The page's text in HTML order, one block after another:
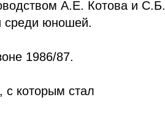
А.Е. Котова и С.Б.
среди юношей.
1986/87.
с которым стал